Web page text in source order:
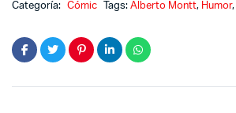
Categoría: Cómic Tags:Alberto Montt, Humor,